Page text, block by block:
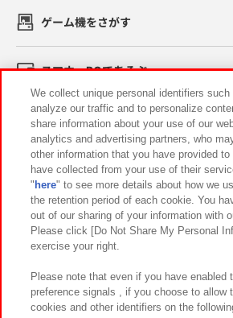
ゲーム機をさがす
スマホ・PCであそぶ
イベント・キャンペーン
関連会社 サステナビリティ
プライバシーポリシー ウェブアクセシビ
お取引先さまとともに
カスタマーハラスメント対応方針 よくある
We collect unique personal identifiers
analyze our traffic and to personalize
share information about your use of our
analytics and advertising partners, who
other information that you have provided
have collected from your use of their
" here" to see more details about how we
the retention period of each cookie. You
out of our sharing of your information with
Please click [Do Not Share My Personal
exercise your right.
Please note that even if you have enabled
preference signals , if you choose to allow
cookies and other identifiers on the